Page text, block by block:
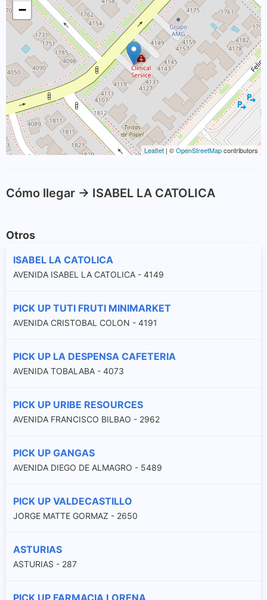
−
Leaflet| ©OpenStreetMapcontributors
Cómo llegar -> ISABEL LA CATOLICA
Otros
ISABEL LA CATOLICA
AVENIDA ISABEL LA CATOLICA - 4149
PICK UP TUTI FRUTI MINIMARKET
AVENIDA CRISTOBAL COLON - 4191
PICK UP LA DESPENSA CAFETERIA
AVENIDA TOBALABA - 4073
PICK UP URIBE RESOURCES
AVENIDA FRANCISCO BILBAO - 2962
PICK UP GANGAS
AVENIDA DIEGO DE ALMAGRO - 5489
PICK UP VALDECASTILLO
JORGE MATTE GORMAZ - 2650
ASTURIAS
ASTURIAS - 287
PICK UP FARMACIA LORENA